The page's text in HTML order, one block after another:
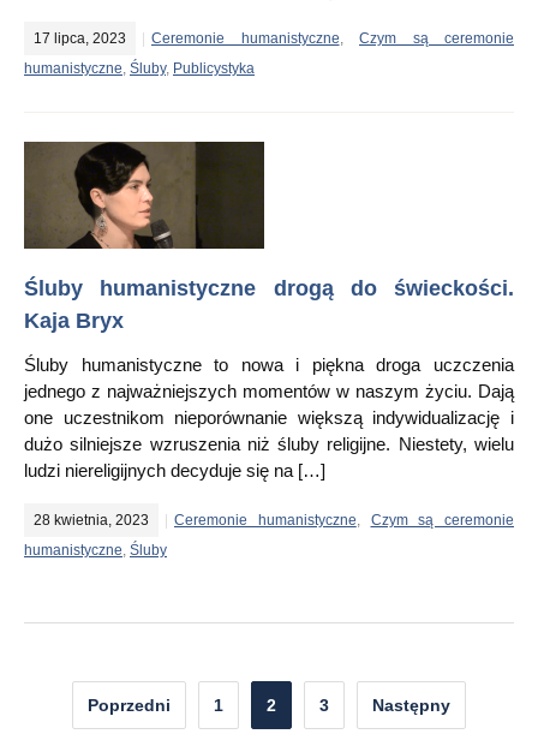
17 lipca, 2023 Ceremonie humanistyczne
Czym są ceremonie
humanistyczne Śluby, Publicystyka
Śluby humanistyczne drogą do świeckości.
Kaja Bryx
Śluby humanistyczne to nowa i piękna droga uczczenia
jednego z najważniejszych momentów w naszym życiu. Dają
one uczestnikom nieporównanie większą indywidualizację i
dużo silniejsze wzruszenia niż śluby religijne. Niestety, wielu
ludzi niereligijnych decyduje się na […]
28 kwietnia, 2023 Ceremonie humanistyczne
Czym są ceremonie
humanistyczne Śluby
Nawigacja
Poprzedni 1 2 3 Następny